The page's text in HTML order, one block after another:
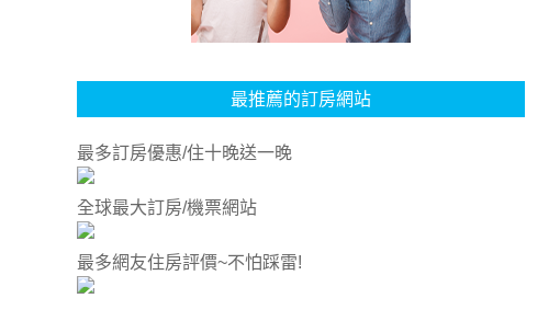
最推薦的訂房網站
最多訂房優惠/住十晚送一晚
全球最大訂房/機票網站
最多網友住房評價~不怕踩雷!